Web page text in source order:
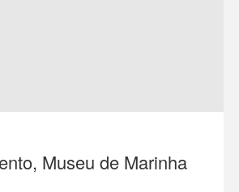
Museu de Marinha